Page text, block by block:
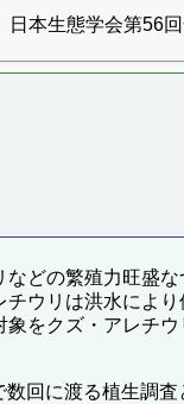
日本生態学会第56
どの繁殖力旺盛
ウリは洪水によ
をクズ・アレチ
回に渡る植生調